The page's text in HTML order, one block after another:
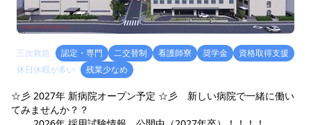
三次救急 認定・専門 二交替制 看護師寮 奨学金
資格取得支援
休日休暇が多い
残業少なめ
☆彡 2027年 新病院オープン予定 ☆彡 新しい病院で一緒に働い
てみませんか？？